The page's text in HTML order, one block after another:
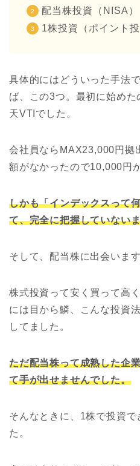
配当株投資（NISA）
1株投資（ポイント投
具体的にはどういった手法
ば、この3つ。最初に始め
天VTIでした。
会社員ならMAX23,000円拠
額がなかったので10,000円
しかも「インデックスって
て、完全に把握していない
そして、配当株に出会います
株式投資って安く買って高
には目から鱗、こんな投資
してました。
ただ配当株って成熟した企
て手が出せませんでした。
そんなときに、1株で投資
た。